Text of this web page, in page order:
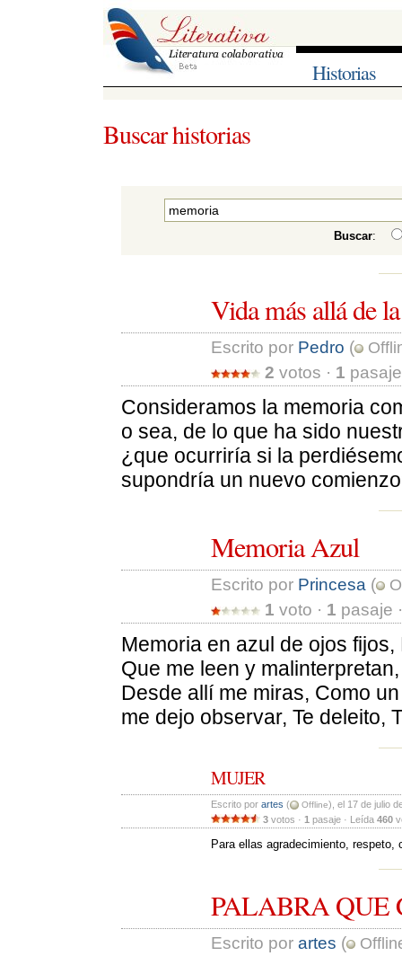
Historias
Buscar historias
Buscar:
Vida más allá de
Escrito por Pedro (
2 votos · 1
Consideramos la memoria
o sea, de lo que ha sido
¿que ocurriría si la
supondría un nuevo
Memoria Azul
Escrito por Princesa (
1 voto · 1 pasaje
Memoria en azul de ojos
Que me leen y
Desde allí me miras, Como
me dejo observar, Te deleito,
MUJER
Escrito por artes ( Offline), el 17 de julio
3 votos · 1 pasaje · Leída 460
Para ellas agradecimiento,
PALABRA QUE
Escrito por artes (